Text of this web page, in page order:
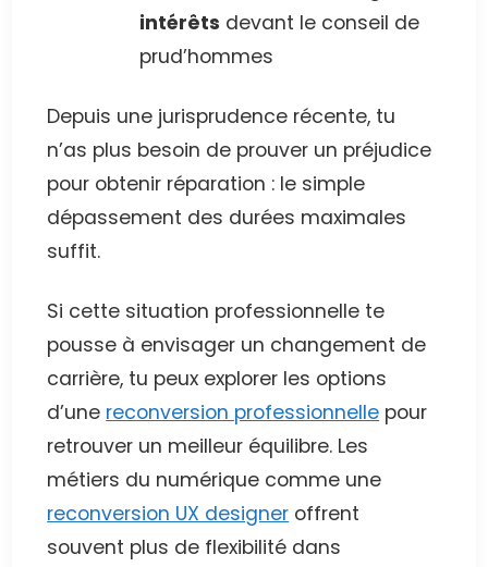
intérêts devant le conseil de
prud’hommes
Depuis une jurisprudence récente, tu
n’as plus besoin de prouver un préjudice
pour obtenir réparation : le simple
dépassement des durées maximales
suffit.
Si cette situation professionnelle te
pousse à envisager un changement de
carrière, tu peux explorer les options
d’une reconversion professionnelle pour
retrouver un meilleur équilibre. Les
métiers du numérique comme une
reconversion UX designer offrent
souvent plus de flexibilité dans